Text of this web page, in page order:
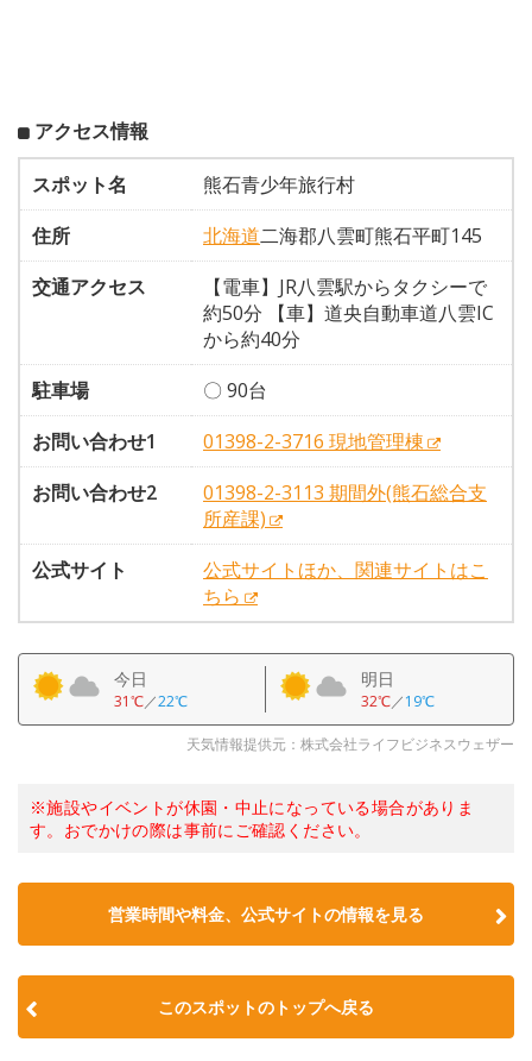
アクセス情報
スポット名
熊石青少年旅行村
住所
北海道二海郡八雲町熊石平町145
交通アクセス
【電車】JR八雲駅からタクシーで
約50分 【車】道央自動車道八雲IC
から約40分
駐車場
〇 90台
お問い合わせ1
01398-2-3716 現地管理棟
お問い合わせ2
01398-2-3113 期間外(熊石総合支
所産課)
公式サイト
公式サイトほか、関連サイトはこ
ちら
今日
31℃／22℃
明日
32℃／19℃
天気情報提供元：株式会社ライフビジネスウェザー
※施設やイベントが休園・中止になっている場合がありま
す。おでかけの際は事前にご確認ください。
営業時間や料金、公式サイトの情報を見る
このスポットのトップへ戻る